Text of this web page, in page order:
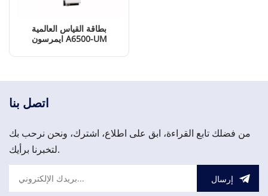
بطاقة القياس العالمية
ايمرسون A6500-UM
إقرأ المزيد
اتصل بنا
من فضلك تابع القراءة، ابق على اطلاع، اشترك، ونحن نرحب بك
لتخبرنا برأيك.
إرسال